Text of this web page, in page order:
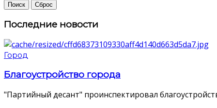
Последние новости
Город
Благоустройство города
"Партийный десант" проинспектировал